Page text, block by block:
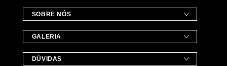
SOBRE NÓS
GALERIA
DÚVIDAS